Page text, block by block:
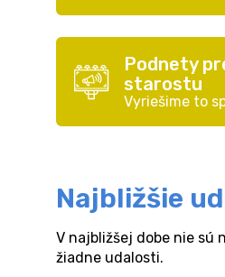
Podnety
starostu
Vyriešime to
Najbližšie
V najbližšej dobe nie sú
žiadne udalosti.